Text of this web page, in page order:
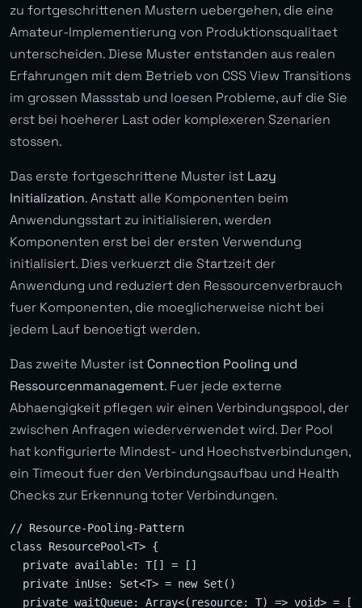
zu fortgeschrittenen Mustern uebergehen, die eine
Amateur-Implementierung von Produktionsqualitaet
unterscheiden. Diese Muster entstanden aus realen
Erfahrungen mit dem Betrieb von CSS View Transitions
im grossen Massstab und loesen Probleme, auf die Sie
erst bei hoeherer Last oder komplexeren Szenarien
stossen.
Das erste fortgeschrittene Muster ist Lazy
Initialization. Anstatt alle Komponenten beim
Anwendungsstart zu initialisieren, werden
Komponenten erst bei der ersten Verwendung
initialisiert. Dies verkuerzt die Startzeit der
Anwendung und reduziert den Ressourcenverbrauch
fuer Komponenten, die moeglicherweise nicht bei
jedem Lauf benoetigt werden.
Das zweite Muster ist Connection Pooling und
Ressourcenmanagement. Fuer jede externe
Abhaengigkeit pflegen wir einen Verbindungspool, der
zwischen Anfragen wiederverwendet wird. Der Pool
hat konfigurierte Mindest- und Hoechstverbindungen,
ein Timeout fuer den Verbindungsaufbau und Health
Checks zur Erkennung toter Verbindungen.
// Resource-Pooling-Pattern
class ResourcePool<T> {
  private available: T[] = []
  private inUse: Set<T> = new Set()
  private waitQueue: Array<(resource: T) => void> = []